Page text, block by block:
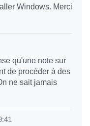
Windows. Merci
qu'une note sur
de procéder à des
ne sait jamais